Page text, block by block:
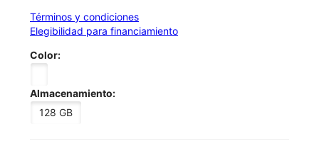
Términos y condiciones
Elegibilidad para financiamiento
Color:
Almacenamiento:
128 GB